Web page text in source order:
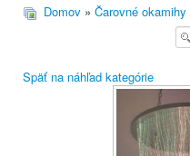
Domov » Čarovné okamihy
Späť na náhľad kategórie